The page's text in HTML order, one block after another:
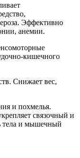
Эффективно
анемии.
кишечного
Снижает вес,
и похмелья.
связочный и
тела и мышечный